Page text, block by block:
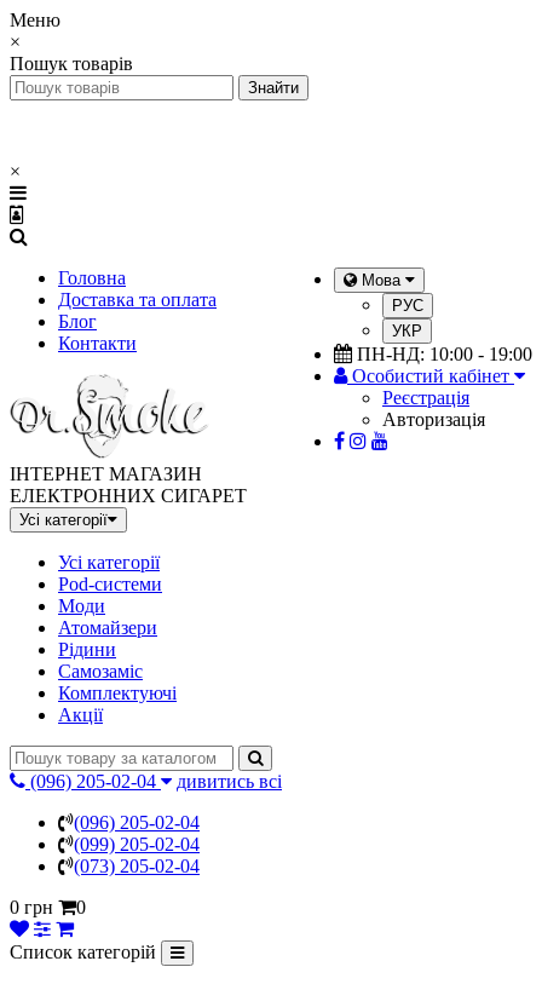
Меню
×
Пошук товарів
×
Головна
Доставка та оплата
Блог
Контакти
Мова
РУС
УКР
ПН-НД: 10:00 - 19:00
Особистий кабінет
Реєстрація
Авторизація
ІНТЕРНЕТ МАГАЗИН
ЕЛЕКТРОННИХ СИГАРЕТ
Усі категорії
Усі категорії
Pod-системи
Моди
Атомайзери
Рідини
Самозаміс
Комплектуючі
Акції
(096) 205-02-04
дивитись всі
(096) 205-02-04
(099) 205-02-04
(073) 205-02-04
0 грн
0
Список категорій